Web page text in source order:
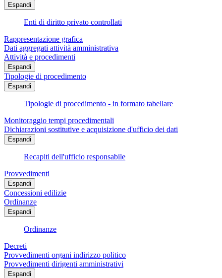
Espandi
Enti di diritto privato controllati
Rappresentazione grafica
Dati aggregati attività amministrativa
Attività e procedimenti
Espandi
Tipologie di procedimento
Espandi
Tipologie di procedimento - in formato tabellare
Monitoraggio tempi procedimentali
Dichiarazioni sostitutive e acquisizione d'ufficio dei dati
Espandi
Recapiti dell'ufficio responsabile
Provvedimenti
Espandi
Concessioni edilizie
Ordinanze
Espandi
Ordinanze
Decreti
Provvedimenti organi indirizzo politico
Provvedimenti dirigenti amministrativi
Espandi